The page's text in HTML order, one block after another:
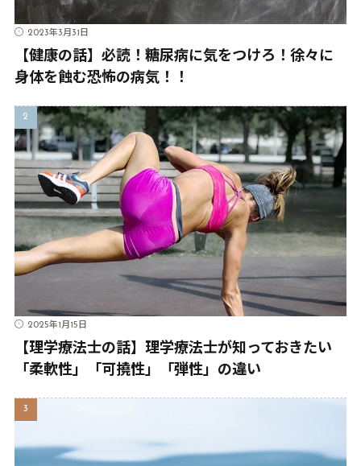
2023年3月31日
【健康の話】必読！糖尿病に気をつけろ！徐々に
身体を蝕む恐怖の病気！！
2025年1月15日
【理学療法士の話】理学療法士が知っておきたい
「柔軟性」「可撓性」「弾性」の違い